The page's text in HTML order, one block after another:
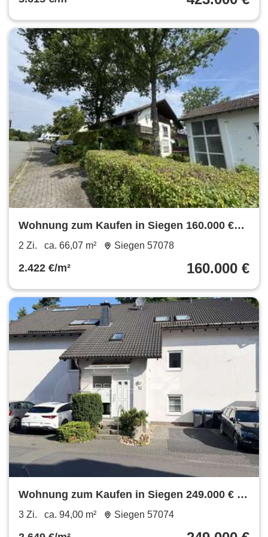
Wohnung zum Kaufen in Siegen 160.000 €
66.07 m²
2 Zi. ca. 66,07 m² Siegen 57078
2.422 €/m² 160.000 €
Wohnung zum Kaufen in Siegen 249.000 € 94
m²
3 Zi. ca. 94,00 m² Siegen 57074